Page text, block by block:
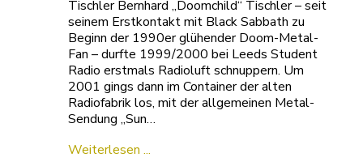
Tischler Bernhard „Doomchild“ Tischler – seit
seinem Erstkontakt mit Black Sabbath zu
Beginn der 1990er glühender Doom-Metal-
Fan – durfte 1999/2000 bei Leeds Student
Radio erstmals Radioluft schnuppern. Um
2001 gings dann im Container der alten
Radiofabrik los, mit der allgemeinen Metal-
Sendung „Sun…
Weiterlesen ...